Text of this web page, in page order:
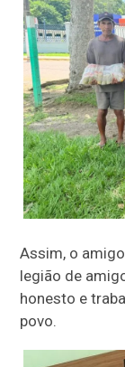
Assim, o
legião de
honesto e
povo.